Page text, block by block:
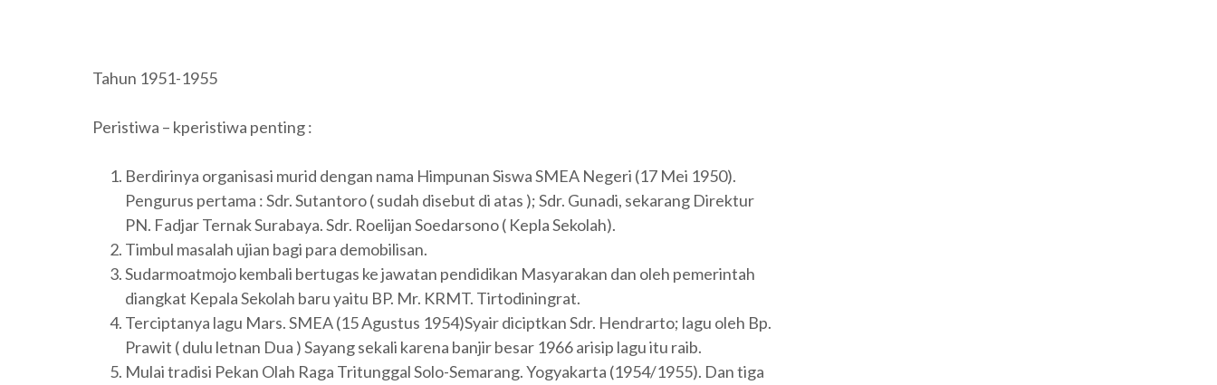
Tahun 1951-1955
Peristiwa – kperistiwa penting :
Berdirinya organisasi murid dengan nama Himpunan Siswa SMEA Negeri (17 Mei 1950).
Pengurus pertama : Sdr. Sutantoro ( sudah disebut di atas ); Sdr. Gunadi, sekarang Direktur
PN. Fadjar Ternak Surabaya. Sdr. Roelijan Soedarsono ( Kepla Sekolah).
Timbul masalah ujian bagi para demobilisan.
Sudarmoatmojo kembali bertugas ke jawatan pendidikan Masyarakan dan oleh pemerintah
diangkat Kepala Sekolah baru yaitu BP. Mr. KRMT. Tirtodiningrat.
Terciptanya lagu Mars. SMEA (15 Agustus 1954)Syair diciptkan Sdr. Hendrarto; lagu oleh Bp.
Prawit ( dulu letnan Dua ) Sayang sekali karena banjir besar 1966 arisip lagu itu raib.
Mulai tradisi Pekan Olah Raga Tritunggal Solo-Semarang. Yogyakarta (1954/1955). Dan tiga